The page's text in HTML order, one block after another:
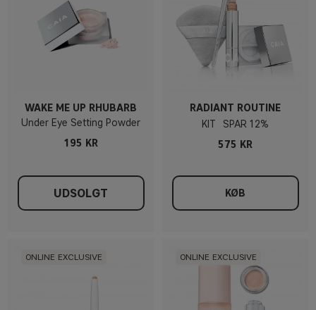
WAKE ME UP RHUBARB
Under Eye Setting Powder
195 KR
UDSOLGT
RADIANT ROUTINE
KIT
12%
575 KR
KØB
ONLINE EXCLUSIVE ONLINE EXCLUSIVE